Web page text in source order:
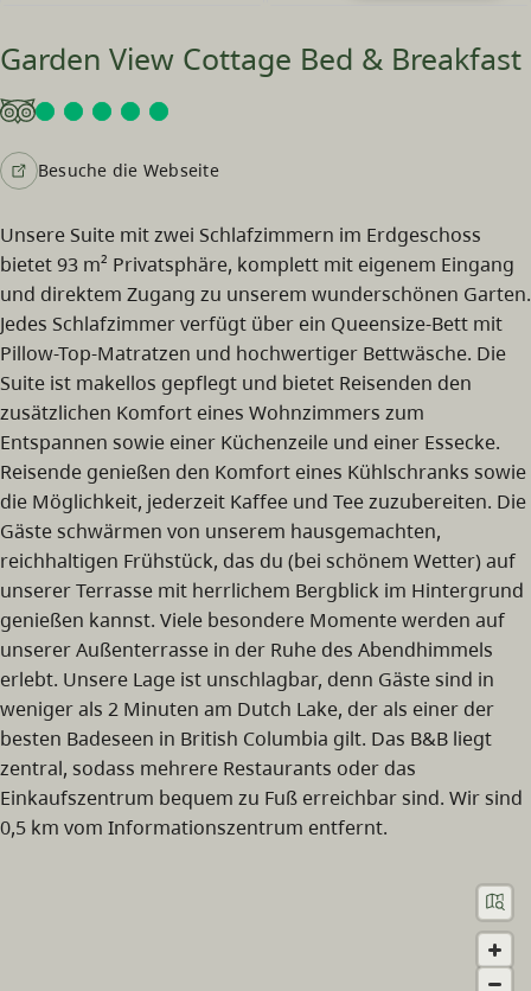
Garden View Cottage Bed & Breakfast
Besuche die Webseite
Unsere Suite mit zwei Schlafzimmern im Erdgeschoss
bietet 93 m² Privatsphäre, komplett mit eigenem Eingang
und direktem Zugang zu unserem wunderschönen Garten.
Jedes Schlafzimmer verfügt über ein Queensize-Bett mit
Pillow-Top-Matratzen und hochwertiger Bettwäsche. Die
Suite ist makellos gepflegt und bietet Reisenden den
zusätzlichen Komfort eines Wohnzimmers zum
Entspannen sowie einer Küchenzeile und einer Essecke.
Reisende genießen den Komfort eines Kühlschranks sowie
die Möglichkeit, jederzeit Kaffee und Tee zuzubereiten. Die
Gäste schwärmen von unserem hausgemachten,
reichhaltigen Frühstück, das du (bei schönem Wetter) auf
unserer Terrasse mit herrlichem Bergblick im Hintergrund
genießen kannst. Viele besondere Momente werden auf
unserer Außenterrasse in der Ruhe des Abendhimmels
erlebt. Unsere Lage ist unschlagbar, denn Gäste sind in
weniger als 2 Minuten am Dutch Lake, der als einer der
besten Badeseen in British Columbia gilt. Das B&B liegt
zentral, sodass mehrere Restaurants oder das
Einkaufszentrum bequem zu Fuß erreichbar sind. Wir sind
0,5 km vom Informationszentrum entfernt.